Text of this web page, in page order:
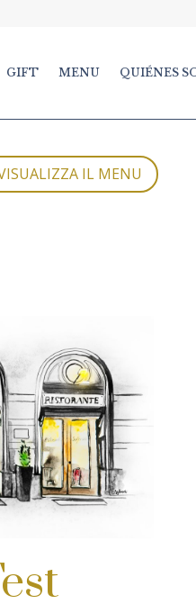
GIFT MENU QUIÉNES
IL MENU